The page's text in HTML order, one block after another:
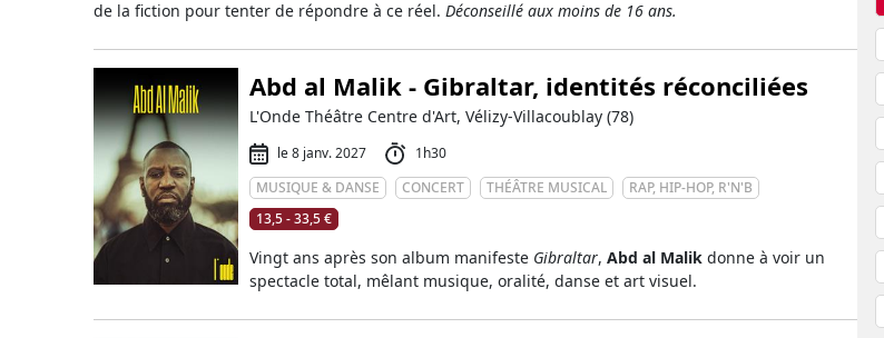
de la fiction pour tenter de répondre à ce réel. Déconseillé aux moins de 16 ans.
Abd al Malik - Gibraltar, identités réconciliées
L'Onde Théâtre Centre d'Art, Vélizy-Villacoublay (78)
le 8 janv. 2027
1h30
MUSIQUE & DANSE
CONCERT THÉÂTRE MUSICAL
RAP, HIP-HOP, R'N'B
13,5 - 33,5 €
Vingt ans après son album manifeste Gibraltar, Abd al Malik donne à voir un
spectacle total, mêlant musique, oralité, danse et art visuel.